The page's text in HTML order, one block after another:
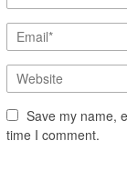
Save my name,
time I comment.